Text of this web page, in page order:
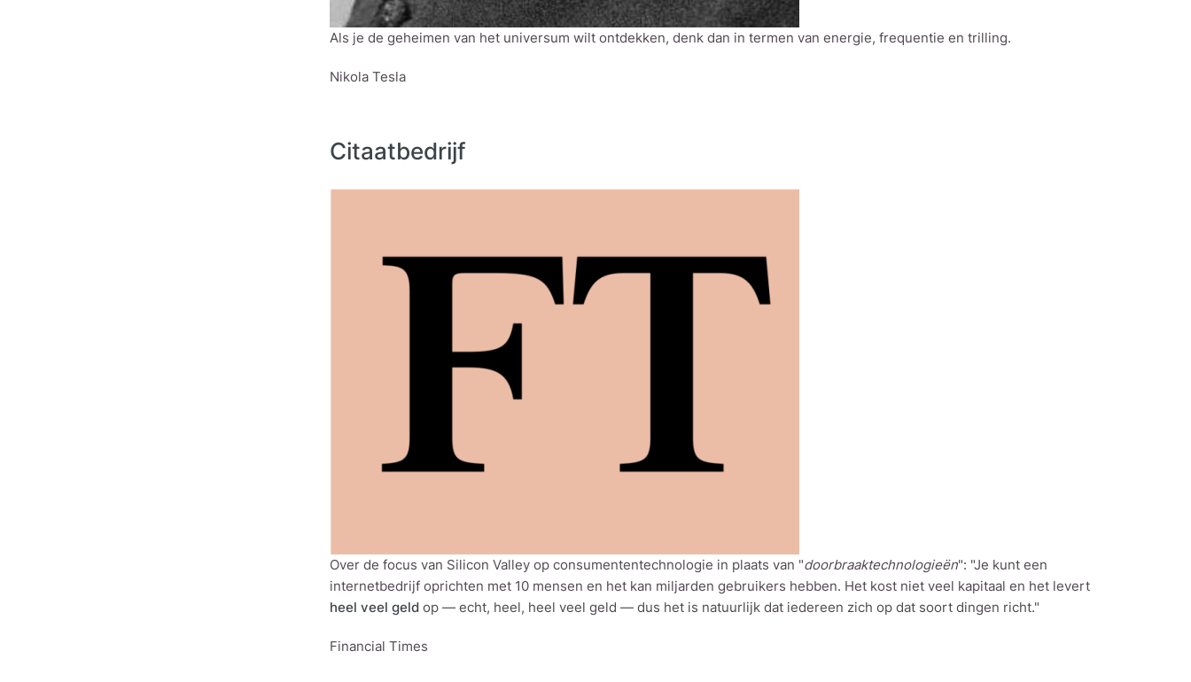
Als je de geheimen van het universum wilt ontdekken, denk dan in termen van energie, frequentie en trilling.
Nikola Tesla
Citaatbedrijf
Over de focus van Silicon Valley op consumententechnologie in plaats van "doorbraaktechnologieën": "Je kunt een
internetbedrijf oprichten met 10 mensen en het kan miljarden gebruikers hebben. Het kost niet veel kapitaal en het levert
heel veel geld op — echt, heel, heel veel geld — dus het is natuurlijk dat iedereen zich op dat soort dingen richt."
Financial Times